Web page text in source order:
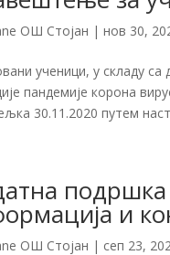
ОШ Стојан |нов 30,
ученици, у складу са
пандемије корона
30.11.2020 путем
и
ОШ Стојан | сеп 23,